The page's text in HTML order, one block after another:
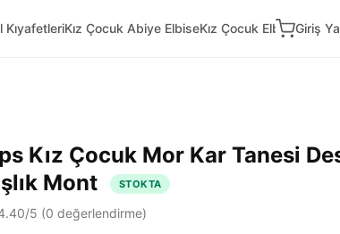
KıyafetleriKız Çocuk Abiye ElbiseKız Çocuk ElbiseGiriş
Kız Çocuk Mor Kar Tanesi
Mont
STOKTA
/5 (0 değerlendirme)